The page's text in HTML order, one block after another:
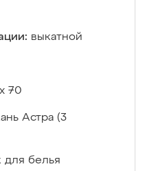
выкатной
70
Астра (3
для белья